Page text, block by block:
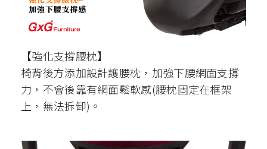
【強化支撐腰枕】
椅背後方添加設計護腰枕，加強下腰網面支撐
力，不會後靠有網面鬆軟感(腰枕固定在框架
上，無法拆卸)。